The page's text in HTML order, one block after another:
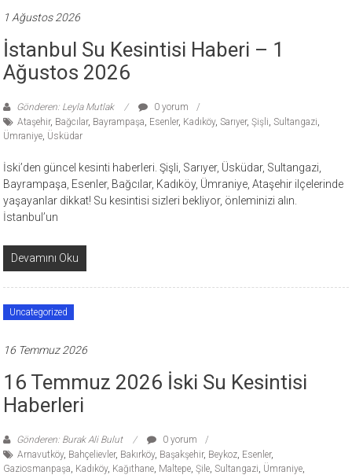
1 Ağustos 2026
İstanbul Su Kesintisi Haberi – 1
Ağustos 2026
Gönderen: Leyla Mutlak
0 yorum
Ataşehir, Bağcılar, Bayrampaşa, Esenler, Kadıköy,Sarıyer,Şişli,Sultangazi,
Ümraniye, Üsküdar
İski’den güncel kesinti haberleri. Şişli, Sarıyer, Üsküdar, Sultangazi,
Bayrampaşa, Esenler, Bağcılar, Kadıköy, Ümraniye, Ataşehir ilçelerinde
yaşayanlar dikkat! Su kesintisi sizleri bekliyor, önleminizi alın.
İstanbul’un
Devamını Oku
Uncategorized
16 Temmuz 2026
16 Temmuz 2026 İski Su Kesintisi
Haberleri
Gönderen: Burak Ali Bulut
0 yorum
Arnavutköy, Bahçelievler, Bakırköy, Başakşehir, Beykoz, Esenler,
Gaziosmanpaşa, Kadıköy, Kağıthane, Maltepe,Şile,Sultangazi, Ümraniye,